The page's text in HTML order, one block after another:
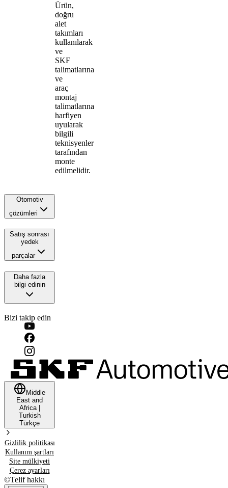
Ürün,
doğru
alet
takımları
kullanılarak
ve
SKF
talimatlarına
ve
araç
montaj
talimatlarına
harfiyen
uyularak
bilgili
teknisyenler
tarafından
monte
edilmelidir.
Otomotiv
çözümleri
Satış sonrası
yedek
parçalar
Daha fazla
bilgi edinin
Bizi takip edin
Middle
East and
Africa|
Turkish
Türkçe
Gizlilik politikası
Kullanım şartları
Site mülkiyeti
Çerez ayarları
©Telif hakkı